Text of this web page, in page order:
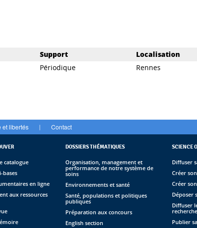
Support Localisation
Périodique Rennes
et libertés | Contact
catalogue
bases
en ligne
aux ressources
DOSSIERS THÉMATIQUES
Organisation, management et
performance de notre système de
soins
Environnements et santé
Santé, populations et politiques
publiques
Préparation aux concours
English section
SCIENCE
Diffuser
Créer
Créer
Déposer
Diffuser
recherche
Publier